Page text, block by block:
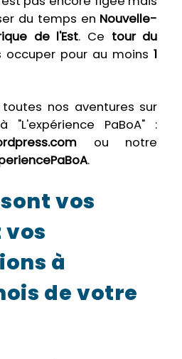
du temps en Nouvelle-
de l'Est. Ce tour du
occuper pour au moins1
nos aventures sur
PaBoA" :
ou notre
.
vos
à
de votre